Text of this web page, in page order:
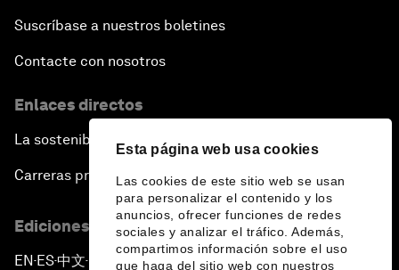
Esta página web usa cookies
Las cookies de este sitio web se usan
para personalizar el contenido y los
anuncios, ofrecer funciones de redes
sociales y analizar el tráfico. Además,
compartimos información sobre el uso
que haga del sitio web con nuestros
Suscríbase a nuestros boletines
Contacte con nosotros
Enlaces directos
La sostenibilidad en el Foro
Carreras profesionales
Ediciones en otros idiomas
EN ▪ ES▪中文▪ 日本語